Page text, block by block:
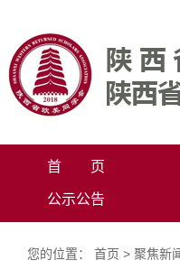
首 页
公示公告
您的位置： 首页 > 聚焦新